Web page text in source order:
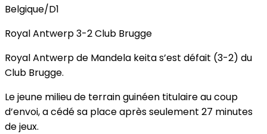
Belgique/D1
Royal Antwerp 3-2 Club Brugge
Royal Antwerp de Mandela keita s’est défait (3-2) du
Club Brugge.
Le jeune milieu de terrain guinéen titulaire au coup
d’envoi, a cédé sa place après seulement 27 minutes
de jeux.